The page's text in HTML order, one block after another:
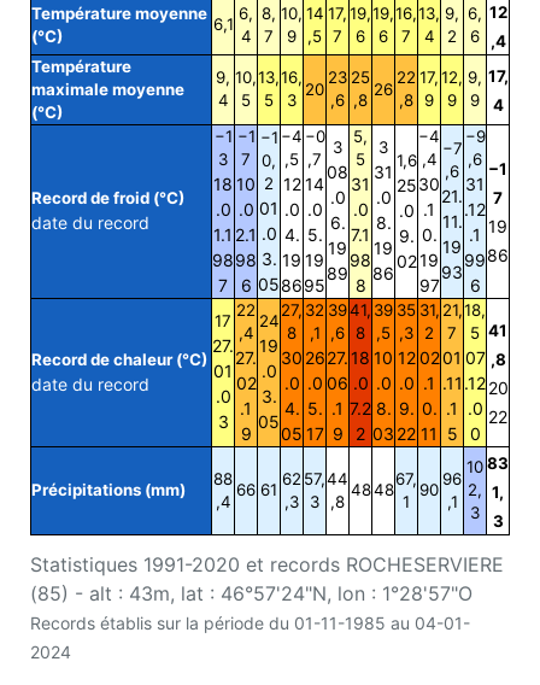
Statistiques 1991-2020 et records ROCHESERVIERE
(85) - alt : 43m, lat : 46°57'24"N, lon : 1°28'57"O
Records établis sur la période du 01-11-1985 au 04-01-
2024
Température moyenne
(°C)
6,1
6,
4
8,
7
10,
9
14
,5
17,
7
19,
6
19,
6
16,
7
13,
4
9,
2
6,
6
12
,4
Température
maximale moyenne
(°C)
9,
4
10,
5
13,
5
16,
3
20
23
,6
25
,8
26
22
,8
17,
9
12,
9
9,
9
17,
4
Record de froid (°C)
date du record
−1
3
18
.0
1.1
98
7
−1
7
10
.0
2.1
98
6
−1
0,
2
01
.0
3.
05
−4
,5
12
.0
4.
19
86
−0
,7
14
.0
5.
19
95
3
08
.0
6.
19
89
5,
5
31
.0
7.1
98
8
3
31
.0
8.
19
86
1,6
25
.0
9.
02
−4
,4
30
.1
0.
19
97
−7
,6
21.
11.
19
93
−9
,6
31
.12
.1
99
6
−1
7
19
86
Record de chaleur (°C)
date du record
17
27.
01
.0
3
22
,4
27.
02
.1
9
24
19
.0
3.
05
27,
8
30
.0
4.
05
32
,1
26
.0
5.
17
39
,6
27.
06
.1
9
41,
8
18
.0
7.2
2
39
,5
10
.0
8.
03
35
,3
12
.0
9.
22
31,
2
02
.1
0.
11
21,
7
01
.11
.1
5
18,
5
07
.12
.0
0
41
,8
20
22
Précipitations (mm)
88
,4
66 61
62
,3
57,
3
44
,8
4848
67,
1
90
96
,1
10
2,
3
83
1,
3